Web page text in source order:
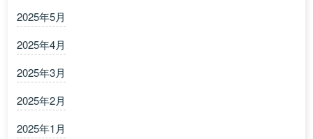
2025年5月
2025年4月
2025年3月
2025年2月
2025年1月